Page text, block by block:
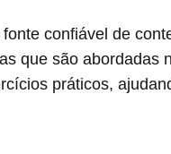
confiável de
que são abordadas
práticos,